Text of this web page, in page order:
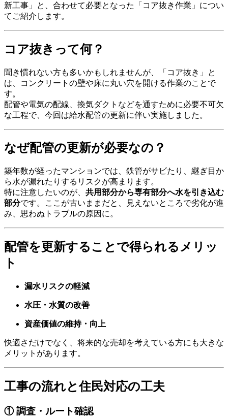
新工事」と、合わせて必要となった「コア抜き作業」につい
てご紹介します。
コア抜きって何？
聞き慣れない方も多いかもしれませんが、「コア抜き」と
は、コンクリートの壁や床に丸い穴を開ける作業のことで
す。
配管や電気の配線、換気ダクトなどを通すために必要不可欠
な工程で、今回は給水配管の更新に伴い実施しました。
なぜ配管の更新が必要なの？
築年数が経ったマンションでは、鉄管がサビたり、継ぎ目か
ら水が漏れたりするリスクが高まります。
特に注意したいのが、 共用部分から専有部分へ水を引き込む
部分です。ここが古いままだと、見えないところで劣化が進
み、思わぬトラブルの原因に。
配管を更新することで得られるメリッ
ト
漏水リスクの軽減
水圧・水質の改善
資産価値の維持・向上
快適さだけでなく、将来的な売却を考えている方にも大きな
メリットがあります。
工事の流れと住民対応の工夫
① 調査・ルート確認